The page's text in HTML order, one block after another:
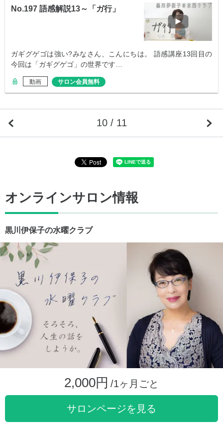
No.197 語感解説13～「ガ行」
ガギグゲゴは強い?みなさん、こんにちは。 語感講座13回目の
今回は「ガギグゲゴ」の世界です…
動画 サロン会員無料
10 / 11
オンラインサロン情報
黒川伊保子の水曜クラブ
2,000円 /1ヶ月ごと
サロンページを見る